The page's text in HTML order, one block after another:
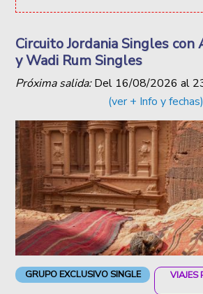
Circuito Jordania Singles con
y Wadi Rum Singles
Próxima salida:Del 16/08/2026 al
(ver + Info y fechas)
GRUPO EXCLUSIVO SINGLE
VIAJES